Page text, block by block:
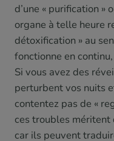
d’une « purification »
organe à telle heure
détoxification » au
fonctionne en
Si vous avez des
perturbent vos nuits
contentez pas de «
ces troubles méritent
car ils peuvent